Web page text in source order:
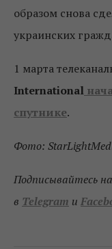
образом снова
украинских
1 марта
International
спутнике.
Фото:
Подписывайтесь
в Telegram и